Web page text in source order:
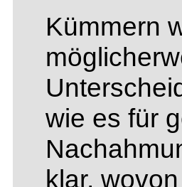
Kümmern
wie es für
klar,